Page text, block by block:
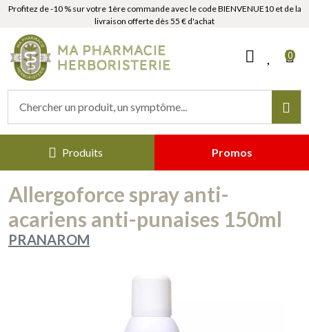
Profitez de -10 % sur votre 1ère commande avec le code BIENVENUE10 et de la
livraison offerte dès 55 € d'achat
0
Produits Promos
Allergoforce spray anti-
acariens anti-punaises 150ml
PRANAROM